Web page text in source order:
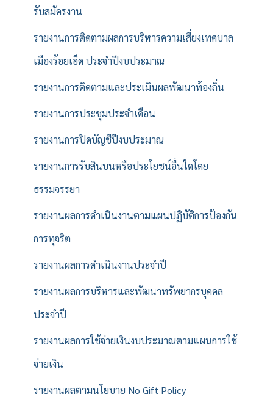
รับสมัครงาน
รายงานการติดตามผลการบริหารความเสี่ยงเทศบาล
เมืองร้อยเอ็ด ประจำปีงบประมาณ
รายงานการติดตามและประเมินผลพัฒนาท้องถิ่น
รายงานการประชุมประจำเดือน
รายงานการปิดบัญชีปีงบประมาณ
รายงานการรับสินบนหรือประโยชน์อื่นใดโดย
ธรรมจรรยา
รายงานผลการดำเนินงานตามแผนปฏิบัติการป้องกัน
การทุจริต
รายงานผลการดำเนินงานประจำปี
รายงานผลการบริหารและพัฒนาทรัพยากรบุคคล
ประจำปี
รายงานผลการใช้จ่ายเงินงบประมาณตามแผนการใช้
จ่ายเงิน
รายงานผลตามนโยบาย No Gift Policy